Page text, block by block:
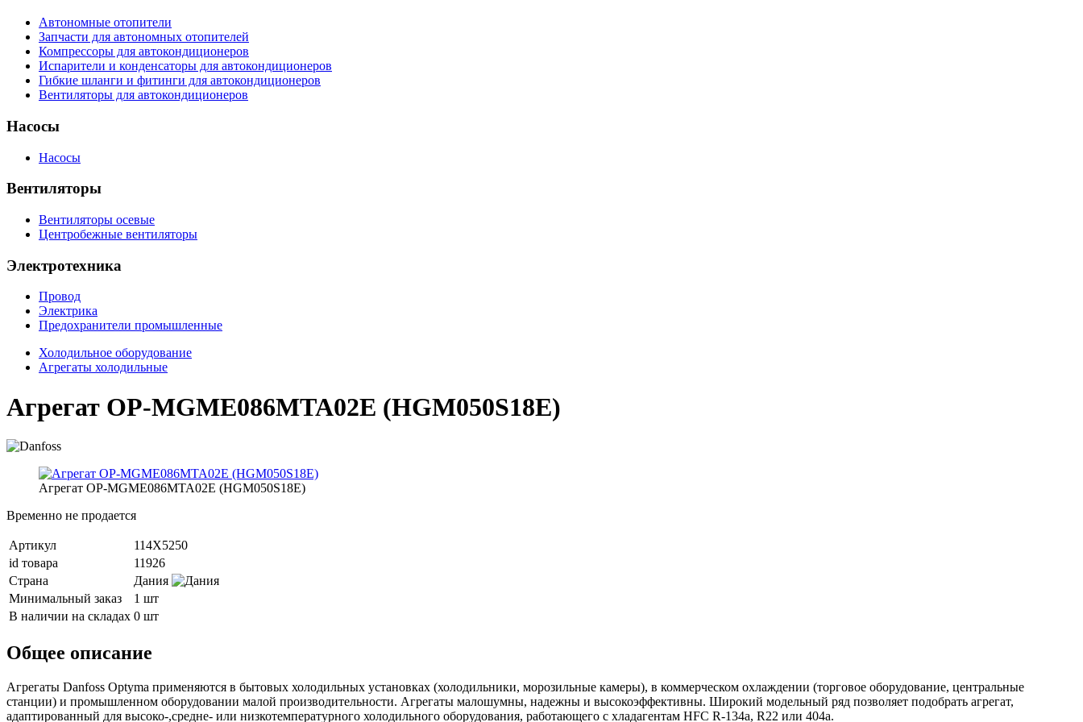
Автономные отопители
Запчасти для автономных отопителей
Компрессоры для автокондиционеров
Испарители и конденсаторы для автокондиционеров
Гибкие шланги и фитинги для автокондиционеров
Вентиляторы для автокондиционеров
Насосы
Насосы
Вентиляторы
Вентиляторы осевые
Центробежные вентиляторы
Электротехника
Провод
Электрика
Предохранители промышленные
Холодильное оборудование
Агрегаты холодильные
Агрегат OP-MGME086MTA02E (HGM050S18E)
Агрегат OP-MGME086MTA02E (HGM050S18E)
Временно не продается
Артикул
114X5250
id товара
11926
Страна
Дания
Минимальный заказ
1 шт
В наличии на складах 0 шт
Общее описание
Агрегаты Danfoss Optyma применяются в бытовых холодильных установках (холодильники, морозильные камеры), в коммерческом охлаждении (торговое оборудование, центральные
станции) и промышленном оборудовании малой производительности. Агрегаты малошумны, надежны и высокоэффективны. Широкий модельный ряд позволяет подобрать агрегат,
адаптированный для высоко-,средне- или низкотемпературного холодильного оборудования, работающего с хладагентам HFC R-134a, R22 или 404a.